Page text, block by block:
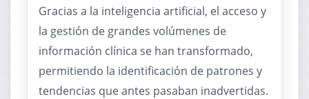
Gracias a la inteligencia artificial, el acceso y
la gestión de grandes volúmenes de
información clínica se han transformado,
permitiendo la identificación de patrones y
tendencias que antes pasaban inadvertidas.